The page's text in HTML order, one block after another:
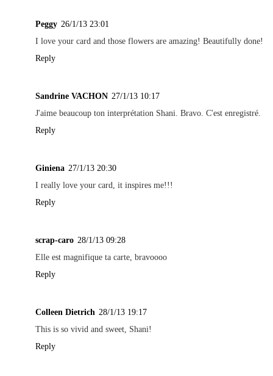
Peggy 26/1/13 23:01
I love your card and those flowers are amazing! Beautifully done!
Reply
Sandrine VACHON 27/1/13 10:17
J'aime beaucoup ton interprétation Shani. Bravo. C'est enregistré.
Reply
Giniena 27/1/13 20:30
I really love your card, it inspires me!!!
Reply
scrap-caro 28/1/13 09:28
Elle est magnifique ta carte, bravoooo
Reply
Colleen Dietrich 28/1/13 19:17
This is so vivid and sweet, Shani!
Reply